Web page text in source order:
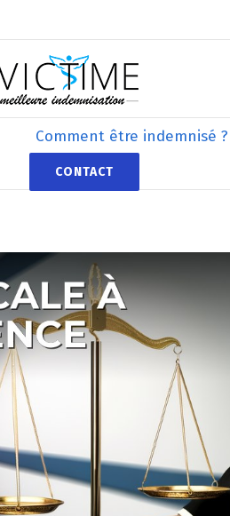
Comment être indemnisé ?
CONTACT